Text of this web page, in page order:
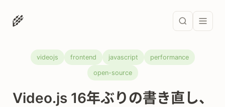
🌾
videojs frontend javascript performance
open-source
Video.js 16年ぶりの書き直し、